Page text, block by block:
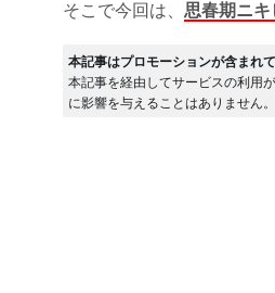
そこで今回は、 思春期ニ
本記事はプロモーションが含まれ
本記事を経由してサービスの利用
に影響を与えることはありません